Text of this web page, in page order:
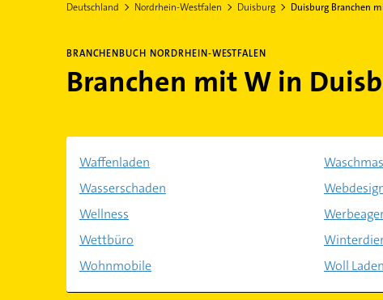
Deutschland Nordrhein-Westfalen Duisburg Duisburg Branchen
BRANCHENBUCH NORDRHEIN-WESTFALEN
Branchen mit W in
Waffenladen
Wasserschaden
Wellness
Wettbüro
Wohnmobile
Woll Laden